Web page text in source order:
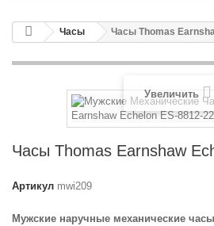
Часы Часы Thomas
Увеличить
Часы Thomas Earnshaw
Артикул mwi209
Мужские наручные механические